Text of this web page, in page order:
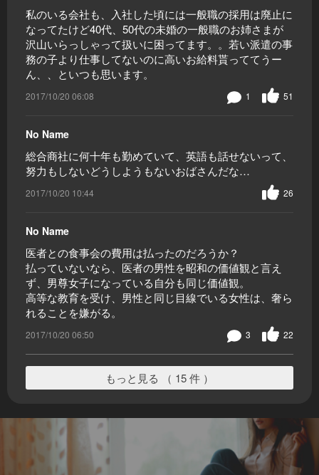
私のいる会社も、入社した頃には一般職の採用は廃止に
なってたけど40代、50代の未婚の一般職のお姉さまが
沢山いらっしゃって扱いに困ってます。。若い派遣の事
務の子より仕事してないのに高いお給料貰っててうー
ん、、といつも思います。
2017/10/20 06:08 51
1
No Name
総合商社に何十年も勤めていて、英語も話せないって、
努力もしないどうしようもないおばさんだな…
2017/10/20 10:44 26
No Name
医者との食事会の費用は払ったのだろうか？
払っていないなら、医者の男性を昭和の価値観と言え
ず、男尊女子になっている自分も同じ価値観。
高等な教育を受け、男性と同じ目線でいる女性は、奢ら
れることを嫌がる。
2017/10/20 06:50 22
3
もっと見る （ 15 件 ）